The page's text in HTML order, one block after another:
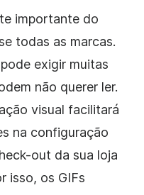
importante do
todas as marcas.
exigir muitas
não querer ler.
visual facilitará
na configuração
out da sua loja
isso, os GIFs